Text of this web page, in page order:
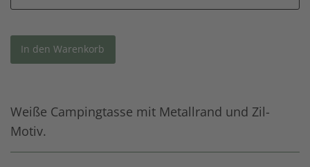
Weiße Campingtasse mit Metallrand und Zil-
Motiv.